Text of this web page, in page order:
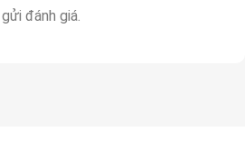
đánh giá.